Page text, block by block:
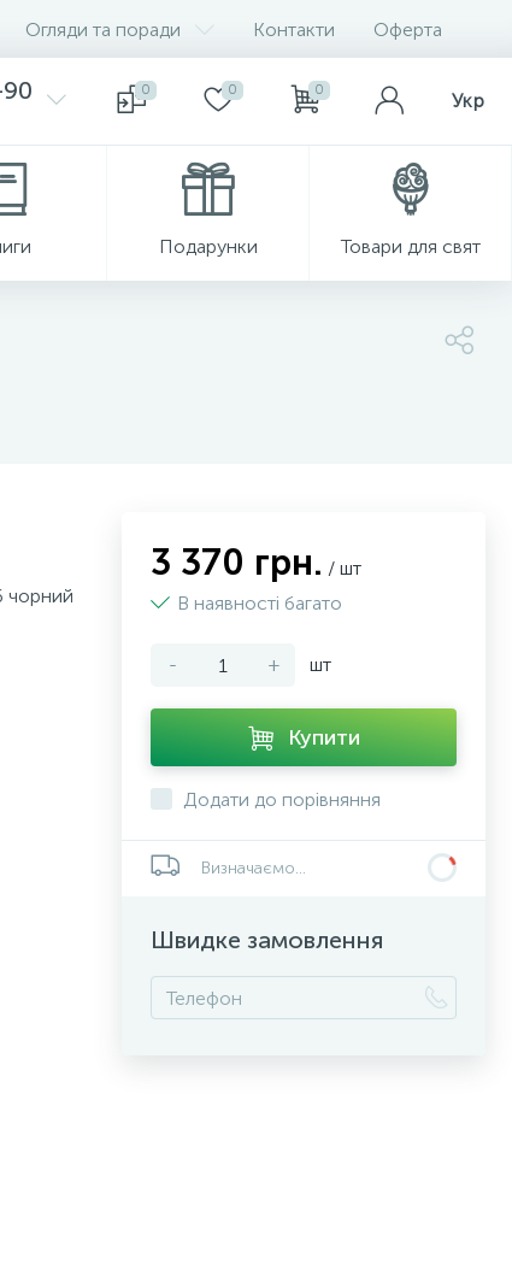
Огляди та поради Контакти Оферта
0 0 0 Укр
Подарунки Товари для свят
чорний
3 370 грн. / шт
В наявності багато
- + шт
Купити
Додати до порівняння
Визначаємо...
Швидке замовлення